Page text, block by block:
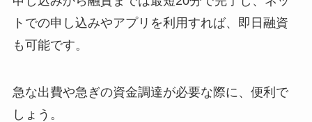
トでの申し込みやアプリを利用すれば、即日融資
も可能です。
急な出費や急ぎの資金調達が必要な際に、便利で
しょう。